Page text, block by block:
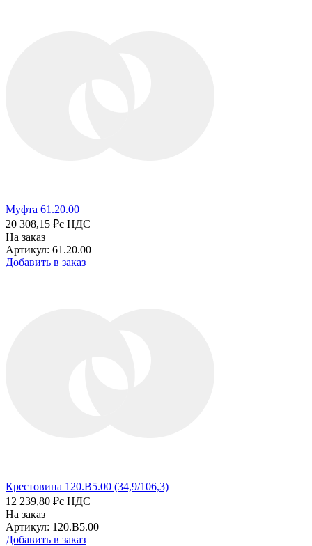
Муфта 61.20.00
20 308,15 ₽с НДС
На заказ
Артикул: 61.20.00
Добавить в заказ
Крестовина 120.B5.00 (34,9/106,3)
12 239,80 ₽с НДС
На заказ
Артикул: 120.B5.00
Добавить в заказ